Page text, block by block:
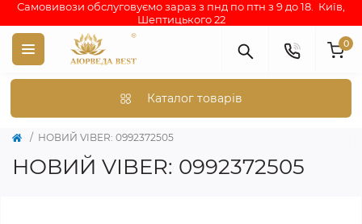
Самовивози обслуговуємо зараз з пнд по птн з 9 до 18. Київ,
Шептицького 22
0
Каталог товарів
НОВИЙ VIBER: 0992372505
НОВИЙ VIBER: 0992372505